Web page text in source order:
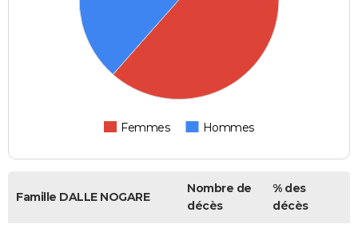
Femmes Hommes
Famille DALLE NOGARE
Nombre de
décès
% des
décès